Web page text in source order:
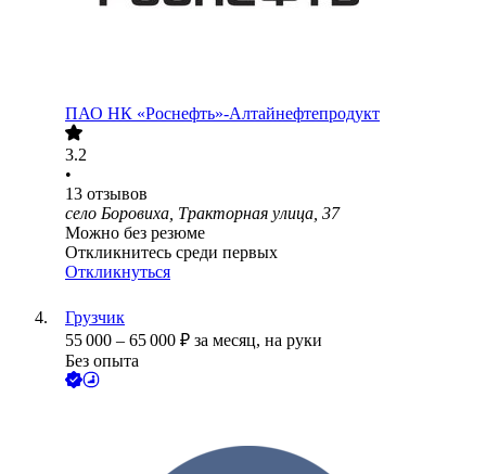
ПАО НК «Роснефть»-Алтайнефтепродукт
3.2
•
13 отзывов
село Боровиха, Тракторная улица, 37
Можно без резюме
Откликнитесь среди первых
Откликнуться
Грузчик
55 000 – 65 000 ₽ за месяц, на руки
Без опыта